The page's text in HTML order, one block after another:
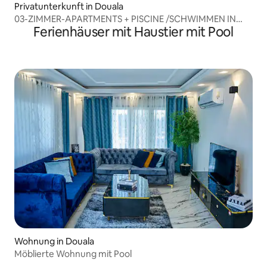
Privatunterkunft in Douala
03-ZIMMER-APARTMENTS + PISCINE /SCHWIMMEN IN
BONAPRISO.
Ferienhäuser mit Haustier mit Pool
Wohnung in Douala
Möblierte Wohnung mit Pool